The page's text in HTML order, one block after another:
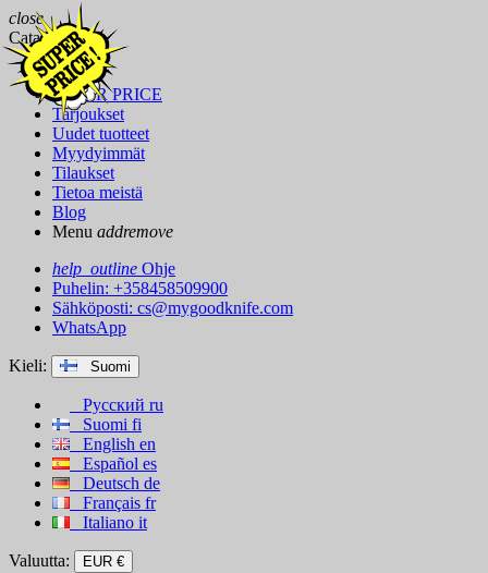
close
Catalog
Merkit
SUPER PRICE
Tarjoukset
Uudet tuotteet
Myydyimmät
Tilaukset
Tietoa meistä
Blog
Menu addremove
help_outline Ohje
Puhelin: +358458509900
Sähköposti: cs@mygoodknife.com
WhatsApp
Kieli: Suomi
Русский ru
Suomi fi
English en
Español es
Deutsch de
Français fr
Italiano it
Valuutta: EUR €